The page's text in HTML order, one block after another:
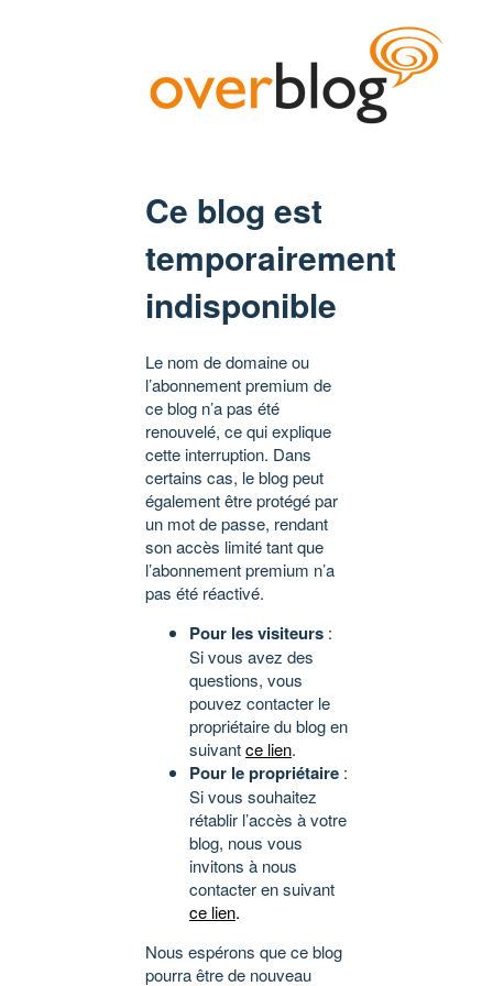
Ce blog est
temporairement
indisponible
Le nom de domaine ou
l’abonnement premium de
ce blog n’a pas été
renouvelé, ce qui explique
cette interruption. Dans
certains cas, le blog peut
également être protégé par
un mot de passe, rendant
son accès limité tant que
l’abonnement premium n’a
pas été réactivé.
Pour les visiteurs :
Si vous avez des
questions, vous
pouvez contacter le
propriétaire du blog en
suivantce lien.
Pour le propriétaire :
Si vous souhaitez
rétablir l’accès à votre
blog, nous vous
invitons à nous
contacter en suivant
ce lien.
Nous espérons que ce blog
pourra être de nouveau